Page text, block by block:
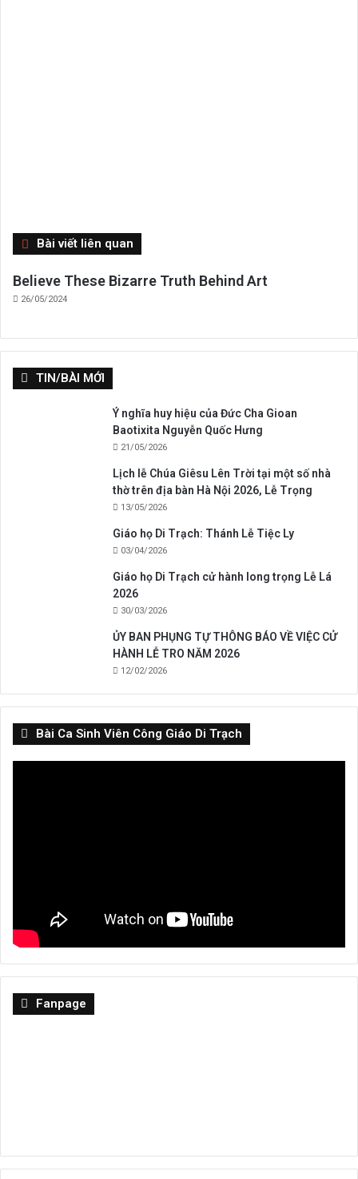
Bài viết liên quan
Close
Believe These Bizarre Truth Behind Art
26/05/2024
TIN/BÀI MỚI
Ý nghĩa huy hiệu của Đức Cha Gioan
Baotixita Nguyễn Quốc Hưng
21/05/2026
Lịch lễ Chúa Giêsu Lên Trời tại một số nhà
thờ trên địa bàn Hà Nội 2026, Lễ Trọng
13/05/2026
Giáo họ Di Trạch: Thánh Lễ Tiệc Ly
03/04/2026
Giáo họ Di Trạch cử hành long trọng Lễ Lá
2026
30/03/2026
ỦY BAN PHỤNG TỰ THÔNG BÁO VỀ VIỆC CỬ
HÀNH LỄ TRO NĂM 2026
12/02/2026
Bài Ca Sinh Viên Công Giáo Di Trạch
Fanpage